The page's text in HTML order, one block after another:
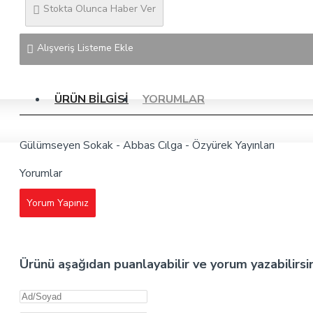
Stokta Olunca Haber Ver
Alışveriş Listeme Ekle
ÜRÜN BILGISI YORUMLAR
Gülümseyen Sokak - Abbas Cılga - Özyürek Yayınları
Yorumlar
Yorum Yapınız
Ürünü aşağıdan puanlayabilir ve yorum